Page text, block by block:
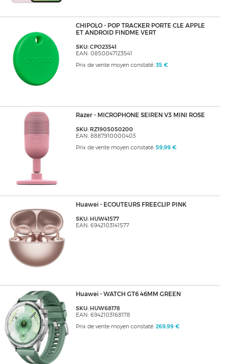
CHIPOLO - POP TRACKER PORTE CLE APPLE
ET ANDROID FINDME VERT
SKU: CPO23541
EAN: 0850047123541
Prix de vente moyen constaté: 35 €
Razer - MICROPHONE SEIREN V3 MINI ROSE
SKU: RZ1905050200
EAN: 8887910000403
Prix de vente moyen constaté: 59,99 €
Huawei - ECOUTEURS FREECLIP PINK
SKU: HUW41577
EAN: 6942103141577
Huawei - WATCH GT6 46MM GREEN
SKU: HUW68178
EAN: 6942103168178
Prix de vente moyen constaté: 269,99 €